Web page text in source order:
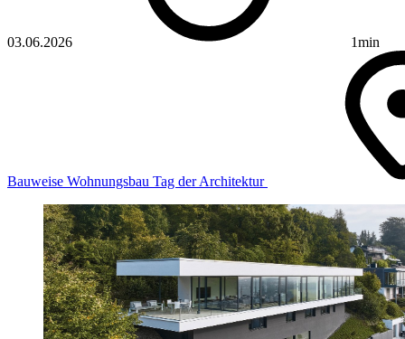
03.06.2026 1min
Bauweise Wohnungsbau Tag der Architektur